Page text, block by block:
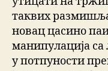
таквих
новац цасино
манипулација са
у потпуности